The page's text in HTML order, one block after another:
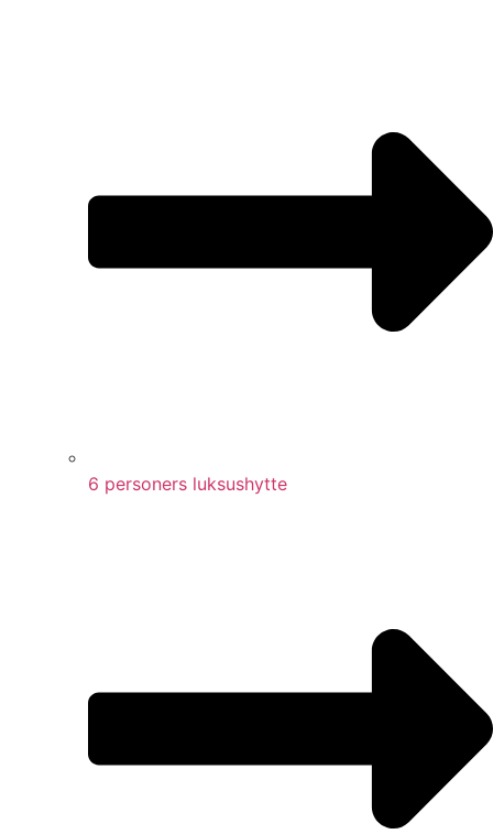
6 personers luksushytte